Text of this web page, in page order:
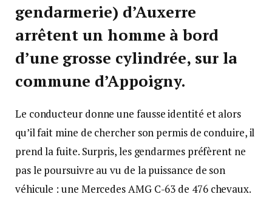
gendarmerie) d’Auxerre
arrêtent un homme à bord
d’une grosse cylindrée, sur la
commune d’Appoigny.
Le conducteur donne une fausse identité et alors
qu’il fait mine de chercher son permis de conduire, il
prend la fuite. Surpris, les gendarmes préfèrent ne
pas le poursuivre au vu de la puissance de son
véhicule : une Mercedes AMG C-63 de 476 chevaux.